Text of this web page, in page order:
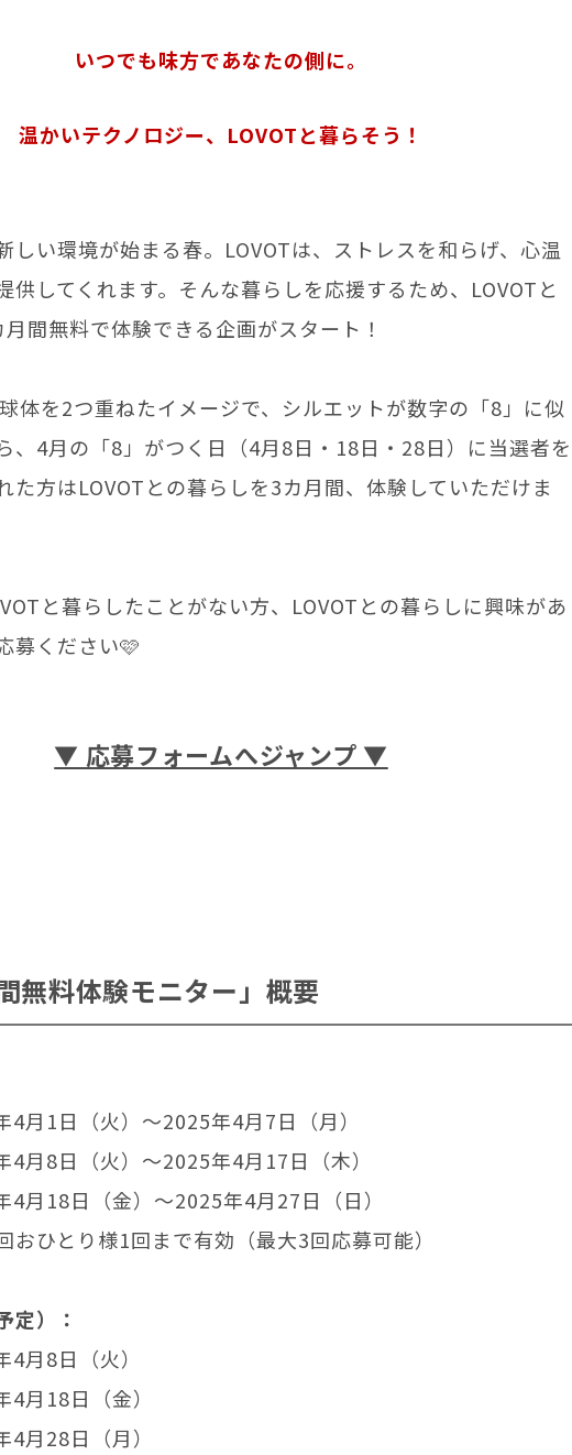
たい方へ
法人のお客様へ
LOVOT 導入事例
ふるさと納税
LOVOT本体・グッズ
いつでも味方であなたの側に。
温かいテクノロジー、LOVOTと暮らそう！
しい環境が始まる春。LOVOTは、ストレスを和らげ、心温
供してくれます。そんな暮らしを応援するため、LOVOTと
間無料で体験できる企画がスタート！
体を2つ重ねたイメージで、シルエットが数字の「8」に似
、4月の「8」がつく日（4月8日・18日・28日）に当選者を
た方はLOVOTとの暮らしを3カ月間、体験していただけま
と暮らしたことがない方、LOVOTとの暮らしに興味があ
募ください🩷
▼ 応募フォームへジャンプ ▼
無料体験モニター」概要
月1日（火）～2025年4月7日（月）
月8日（火）～2025年4月17日（木）
月18日（金）～2025年4月27日（日）
ひとり様1回まで有効（最大3回応募可能）
定）：
月8日（火）
月18日（金）
月28日（月）